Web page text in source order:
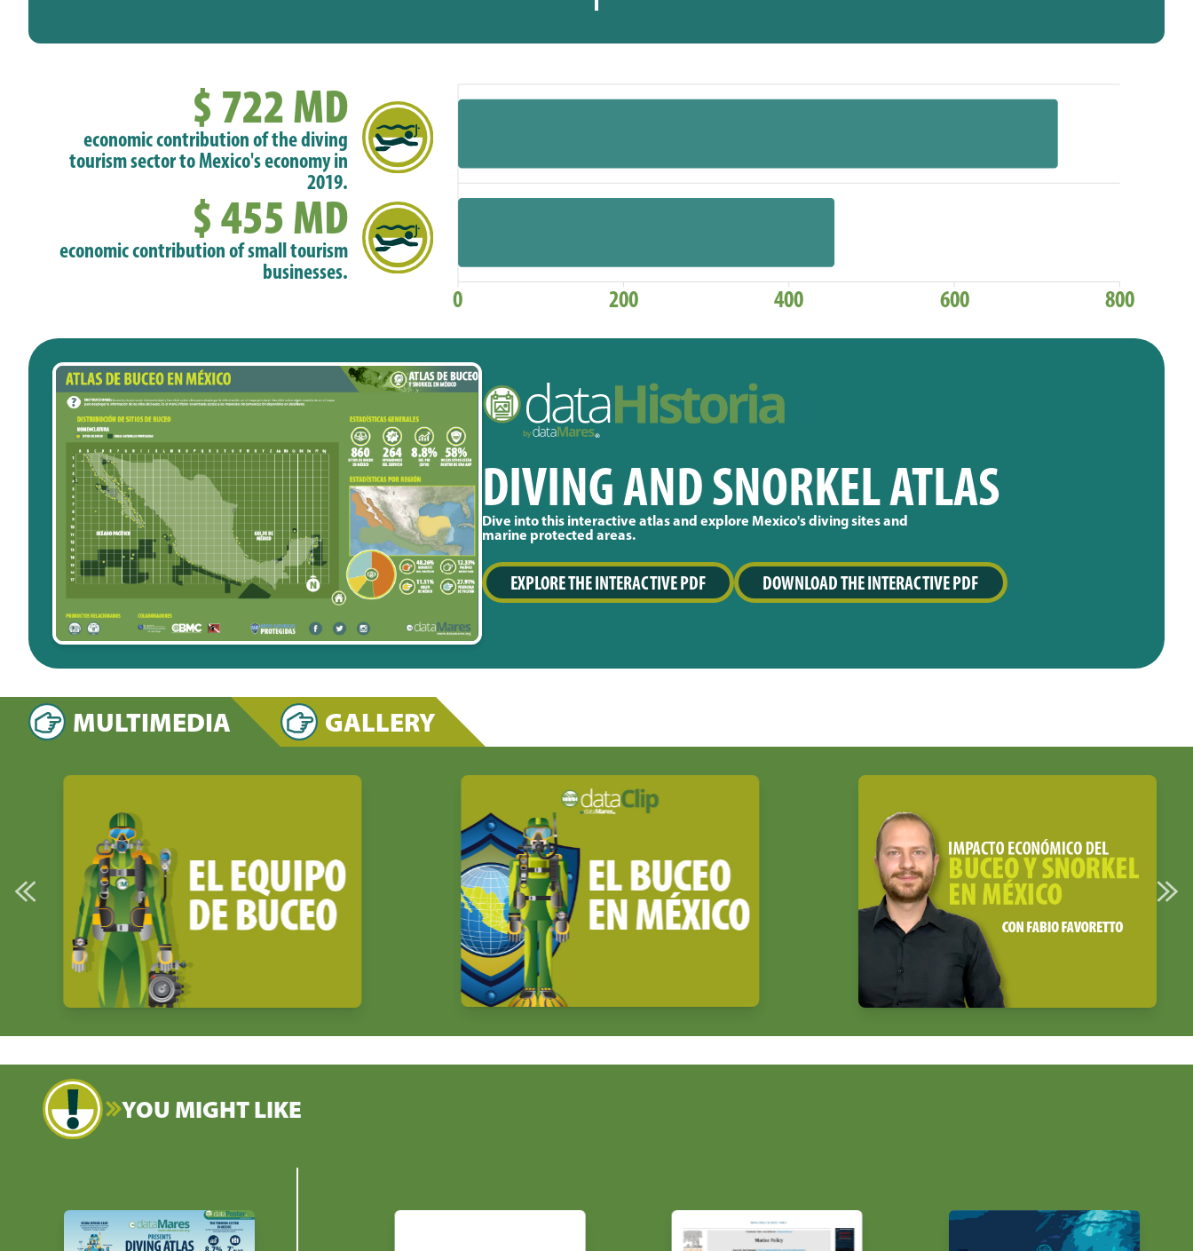
$ 722 MD
economic contribution of the diving
tourism sector to Mexico's economy in
2019.
$ 455 MD
economic contribution of small tourism
businesses.
800
600
400
200
0
DIVING AND SNORKEL ATLAS
Dive into this interactive atlas and explore Mexico's diving sites and
marine protected areas.
EXPLORE THE INTERACTIVE PDF DOWNLOAD THE INTERACTIVE PDF
MULTIMEDIA GALLERY
YOU MIGHT LIKE